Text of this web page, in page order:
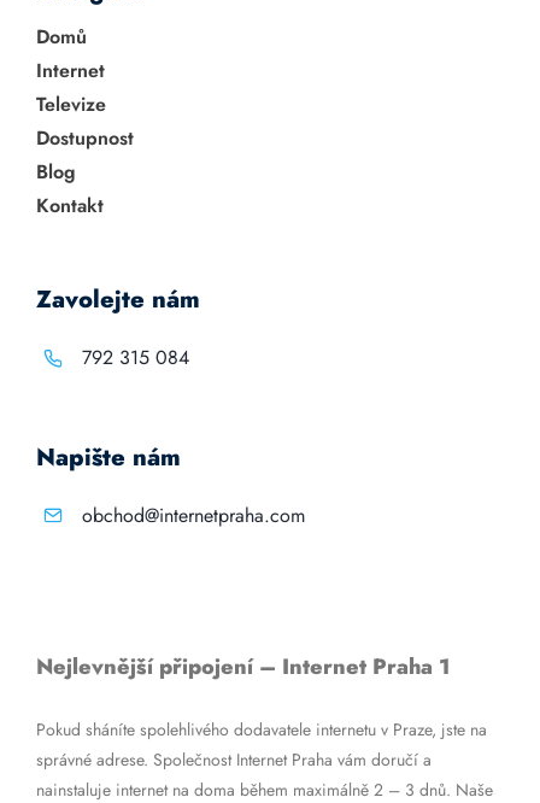
Domů
Internet
Televize
Dostupnost
Blog
Kontakt
Zavolejte nám
792 315 084
Napište nám
obchod@internetpraha.com
Nejlevnější připojení – Internet Praha 1
Pokud sháníte spolehlivého dodavatele internetu v Praze, jste na
správné adrese. Společnost Internet Praha vám doručí a
nainstaluje internet na doma během maximálně 2 – 3 dnů. Naše